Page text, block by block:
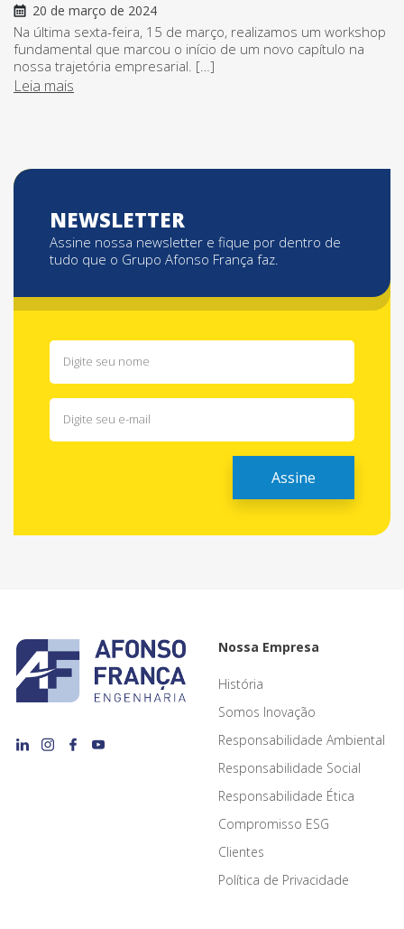
20 de março de 2024
Na última sexta-feira, 15 de março, realizamos um workshop
fundamental que marcou o início de um novo capítulo na
nossa trajetória empresarial. […]
Leia mais
NEWSLETTER
Assine nossa newsletter e fique por dentro de
tudo que o Grupo Afonso França faz.
Nossa Empresa
História
Somos Inovação
Responsabilidade Ambiental
Responsabilidade Social
Responsabilidade Ética
Compromisso ESG
Clientes
Política de Privacidade